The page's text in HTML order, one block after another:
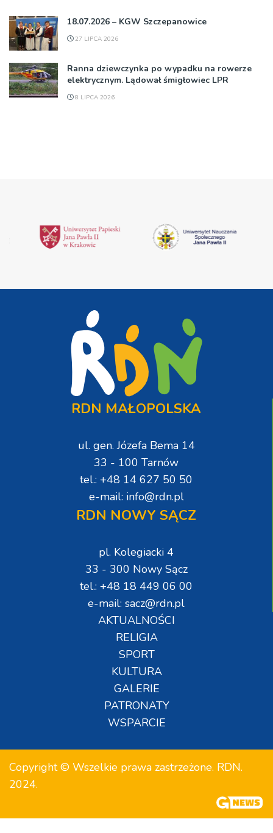
18.07.2026 – KGW Szczepanowice
27 LIPCA 2026
Ranna dziewczynka po wypadku na rowerze
elektrycznym. Lądował śmigłowiec LPR
8 LIPCA 2026
RDN MAŁOPOLSKA
ul. gen. Józefa Bema 14
33 - 100 Tarnów
tel.: +48 14 627 50 50
e-mail: info@rdn.pl
RDN NOWY SĄCZ
pl. Kolegiacki 4
33 - 300 Nowy Sącz
tel.: +48 18 449 06 00
e-mail: sacz@rdn.pl
AKTUALNOŚCI
RELIGIA
SPORT
KULTURA
GALERIE
PATRONATY
WSPARCIE
Copyright © Wszelkie prawa zastrzeżone. RDN.
2024.